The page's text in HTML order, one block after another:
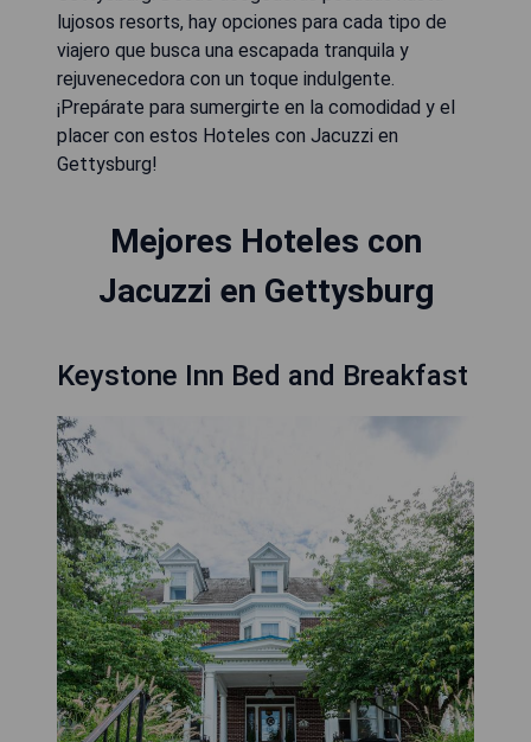
lujosos resorts, hay opciones para cada tipo de
viajero que busca una escapada tranquila y
rejuvenecedora con un toque indulgente.
¡Prepárate para sumergirte en la comodidad y el
placer con estos Hoteles con Jacuzzi en
Gettysburg!
Mejores Hoteles con
Jacuzzi en Gettysburg
Keystone Inn Bed and Breakfast